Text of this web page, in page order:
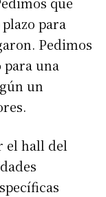
para
Pedimos
para una
un
el hall del